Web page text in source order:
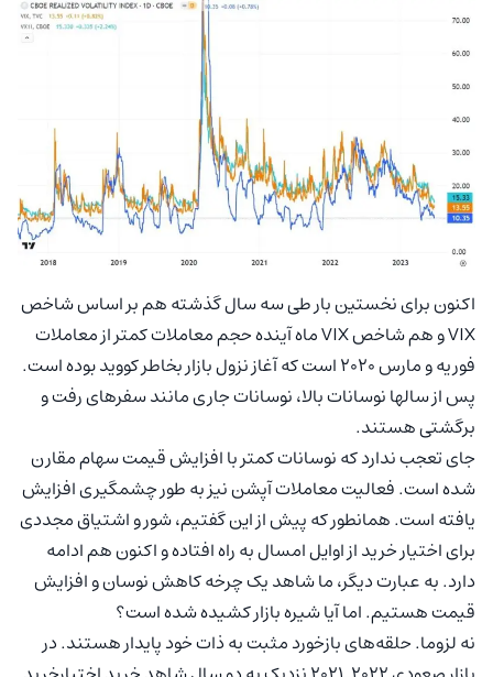
اکنون برای نخستین بار طی سه سال گذشته هم بر اساس شاخص
VIX و هم شاخص VIX ماه آینده حجم معاملات کمتر از معاملات
فوریه و مارس 2020 است که آغاز نزول بازار بخاطر کووید بوده است.
پس از سالها نوسانات بالا، نوسانات جاری مانند سفرهای رفت و
برگشتی هستند.
جای تعجب ندارد که نوسانات کمتر با افزایش قیمت سهام مقارن
شده است. فعالیت معاملات آپشن نیز به طور چشمگیری افزایش
یافته است. همانطور که پیش از این گفتیم، شور و اشتیاق مجددی
برای اختیار خرید از اوایل امسال به راه افتاده و اکنون هم ادامه
دارد. به عبارت دیگر، ما شاهد یک چرخه کاهش نوسان و افزایش
قیمت هستیم. اما آیا شیره بازار کشیده شده است؟
نه لزوما. حلقه‎‌های بازخورد مثبت به ذات خود پایدار هستند. در